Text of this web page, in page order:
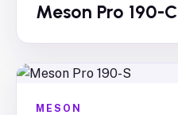
Meson Pro 190-C
MESON